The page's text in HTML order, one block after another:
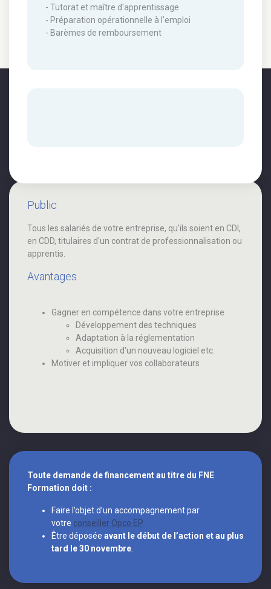
- Tutorat et maître d'apprentissage
- Préparation opérationnelle à l'emploi
- Barèmes de remboursement
Public
Tous les salariés de votre entreprise, qu'ils soient en CDI,
en CDD, titulaires d'un contrat de professionnalisation ou
apprentis.
Avantages
Gagner en compétence dans votre entreprise
Développement des techniques
Adaptation à la réglementation
Acquisition d'un nouveau logiciel etc.
Motiver et impliquer vos collaborateurs
Toute demande de financement au titre du FNE
Formation doit :
Faire l’objet d’un accompagnement par
votre conseiller Opco EP
Être déposée avant le début de l’action et au plus
tard le 30 novembre